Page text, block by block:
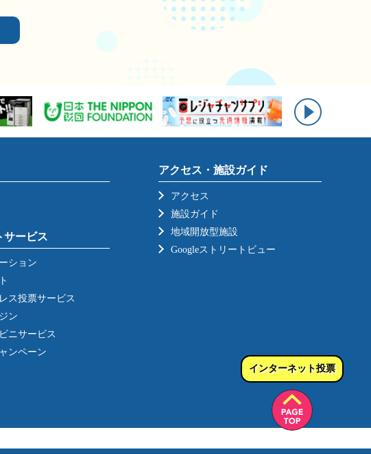
サービス
ション
ス投票サービス
ン
ニサービス
ンペーン
アクセス・施設ガイド
アクセス
施設ガイド
地域開放型施設
Googleストリートビュー
インターネット投票